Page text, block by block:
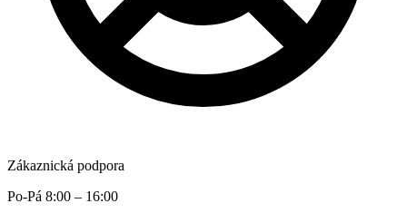
Zákaznická podpora
Po-Pá 8:00 – 16:00